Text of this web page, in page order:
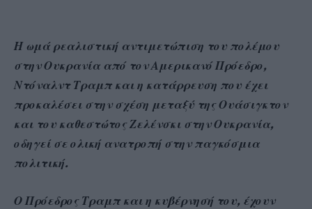
Η ωμά ρεαλιστική αντιμετώπιση του πολέμου
στην Ουκρανία από τον Αμερικανό Πρόεδρο,
Ντόναλντ Τραμπ και η κατάρρευση που έχει
προκαλέσει στην σχέση μεταξύ της Ουάσιγκτον
και του καθεστώτος Ζελένσκι στην Ουκρανία,
οδηγεί σε ολική ανατροπή στην παγκόσμια
πολιτική.
Ο Πρόεδρος Τραμπ και η κυβέρνησή του, έχουν